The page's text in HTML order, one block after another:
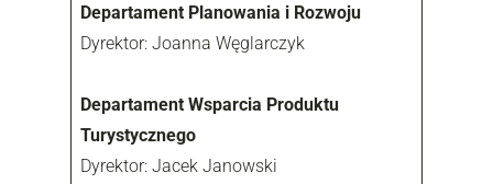
Departament Planowania i Rozwoju
Dyrektor: Joanna Węglarczyk
Departament Wsparcia Produktu
Turystycznego
Dyrektor: Jacek Janowski